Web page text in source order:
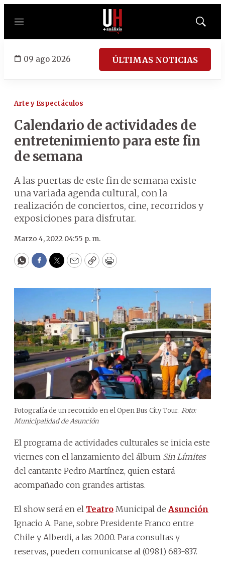
Menú
Mostrar
09 ago 2026 ÚLTIMAS NOTICIAS
Arte y Espectáculos
Calendario de actividades de
entretenimiento para este fin
de semana
A las puertas de este fin de semana existe
una variada agenda cultural, con la
realización de conciertos, cine, recorridos y
exposiciones para disfrutar.
Marzo 4, 2022 04:55 p. m.
WhatsApp
Facebook
Twitter
EmailCopyPrint
Fotografía de un recorrido en el Open Bus City Tour. Foto:
Municipalidad de Asunción
El programa de actividades culturales se inicia este
viernes con el lanzamiento del álbum Sin Límites
del cantante Pedro Martínez, quien estará
acompañado con grandes artistas.
El show será en el Teatro Municipal de Asunción
Ignacio A. Pane, sobre Presidente Franco entre
Chile y Alberdi, a las 20.00. Para consultas y
reservas, pueden comunicarse al (0981) 683-837.